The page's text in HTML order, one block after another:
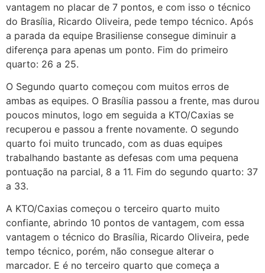
vantagem no placar de 7 pontos, e com isso o técnico
do Brasília, Ricardo Oliveira, pede tempo técnico. Após
a parada da equipe Brasiliense consegue diminuir a
diferença para apenas um ponto. Fim do primeiro
quarto: 26 a 25.
O Segundo quarto começou com muitos erros de
ambas as equipes. O Brasília passou a frente, mas durou
poucos minutos, logo em seguida a KTO/Caxias se
recuperou e passou a frente novamente. O segundo
quarto foi muito truncado, com as duas equipes
trabalhando bastante as defesas com uma pequena
pontuação na parcial, 8 a 11. Fim do segundo quarto: 37
a 33.
A KTO/Caxias começou o terceiro quarto muito
confiante, abrindo 10 pontos de vantagem, com essa
vantagem o técnico do Brasília, Ricardo Oliveira, pede
tempo técnico, porém, não consegue alterar o
marcador. E é no terceiro quarto que começa a